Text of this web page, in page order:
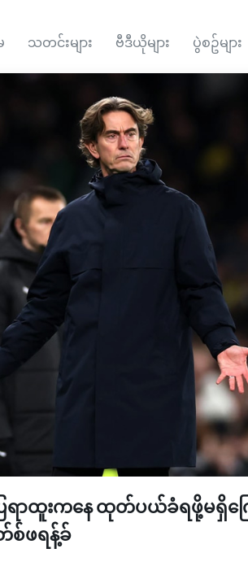
သတင်းများ ဗီဒီယိုများ ပွဲစဥ်များ
ာထူးကနေ ထုတ်ပယ်ခံရဖို့မရှိကြ
စ်ဖရန့်ခ်